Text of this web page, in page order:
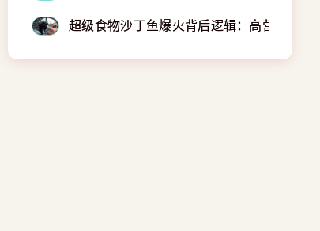
超级食物沙丁鱼爆火背后逻辑：高营养+低